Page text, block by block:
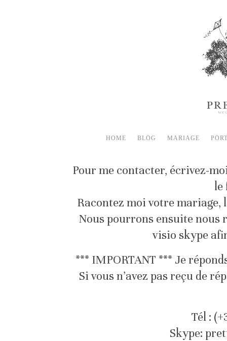
HOME BLOG MARIAGE
Pour me contacter, écrivez-
le
Racontez moi votre mariage,
Nous pourrons ensuite nous
visio skype
*** IMPORTANT *** Je
Si vous n’avez pas reçu de
Tél :
Skype: